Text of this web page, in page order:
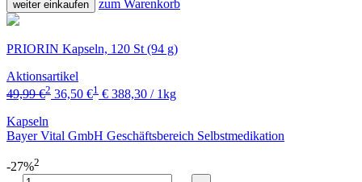
weiter einkaufen zum Warenkorb
PRIORIN Kapseln, 120 St (94 g)
Aktionsartikel
49,99 €2 36,50 €1 € 388,30 / 1kg
Kapseln
Bayer Vital GmbH Geschäftsbereich Selbstmedikation
-27%2